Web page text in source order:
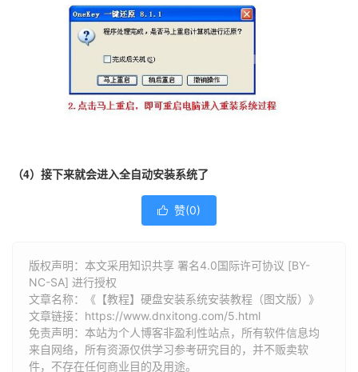
（4）接下来就会进入全自动安装系统了
 赞(0)
版权声明：本文采用知识共享 署名4.0国际许可协议 [BY-
NC-SA] 进行授权
文章名称：《【教程】硬盘安装系统安装教程（图文版）》
文章链接： https://www.dnxitong.com/5.html
免责声明：本站为个人博客非盈利性站点，所有软件信息均
来自网络，所有资源仅供学习参考研究目的，并不贩卖软
件，不存在任何商业目的及用途。